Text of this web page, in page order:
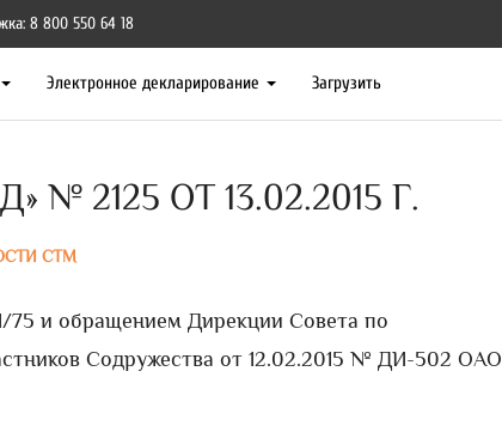
8 800 550 64 18
Электронное декларирование Загрузить
2125 ОТ 13.02.2015 Г.
СТМ
и обращением Дирекции Совета по
Содружества от 12.02.2015 № ДИ-502 ОАО